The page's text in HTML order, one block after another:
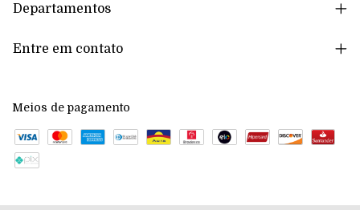
Departamentos
Entre em contato
Meios de pagamento